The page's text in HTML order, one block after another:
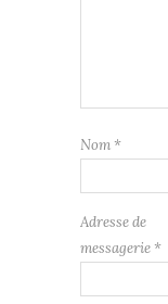
Nom *
Adresse de
messagerie *